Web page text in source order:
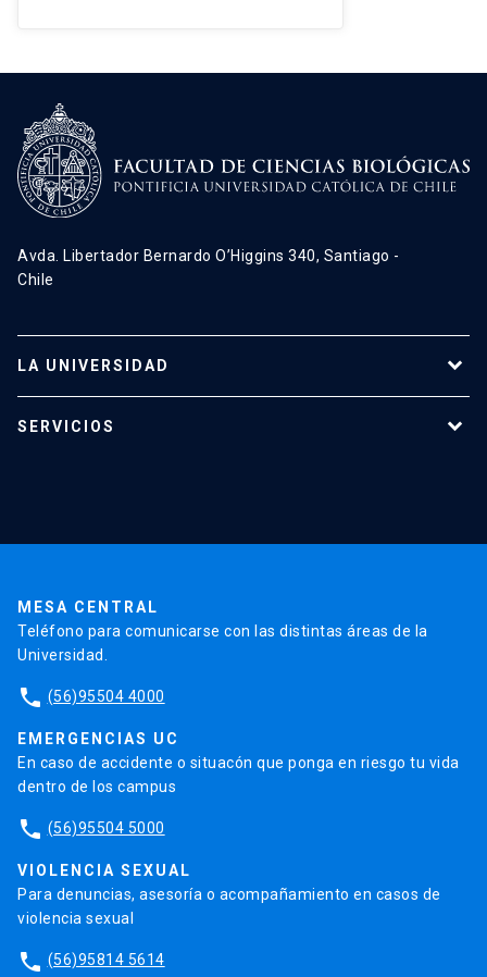
Avda. Libertador Bernardo O’Higgins 340, Santiago -
Chile
LA UNIVERSIDAD
SERVICIOS
MESA CENTRAL
Teléfono para comunicarse con las distintas áreas de la
Universidad.
phone (56)95504 4000
EMERGENCIAS UC
En caso de accidente o situacón que ponga en riesgo tu vida
dentro de los campus
phone (56)95504 5000
VIOLENCIA SEXUAL
Para denuncias, asesoría o acompañamiento en casos de
violencia sexual
phone (56)95814 5614